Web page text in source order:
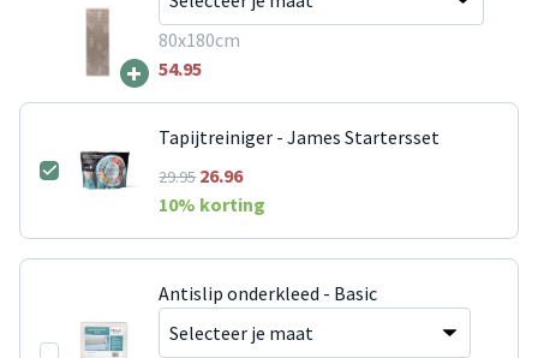
+
80x180cm
54.95
Tapijtreiniger - James Startersset
29.9526.96
10% korting
Antislip onderkleed - Basic